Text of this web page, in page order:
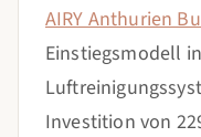
AIRY Anthurien
Einstiegsmodell
Investition von